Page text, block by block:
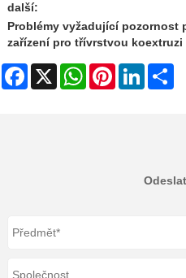
další:
Problémy vyžadující pozornost
zařízení pro třívrstvou koextruzi
Facebook
X WhatsAppPinterestLinkedIn